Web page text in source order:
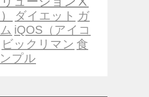
ダイエット ガ
iQOS（アイコ
ビックリマン 食
プル